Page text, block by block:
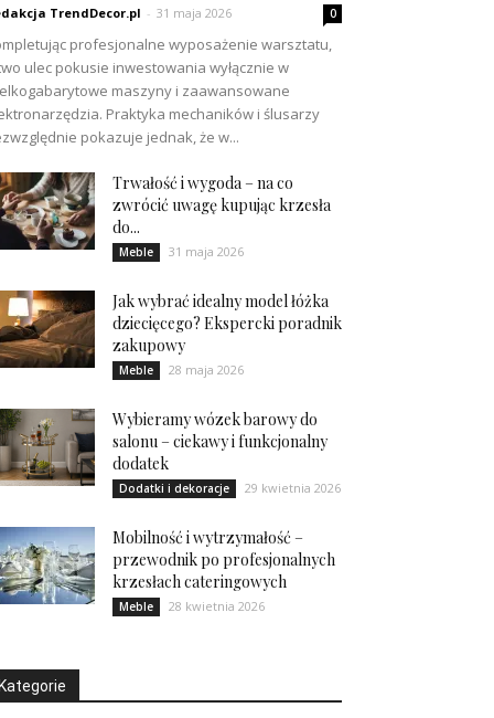
TrendDecor.pl - 31 maja 2026 0
profesjonalne wyposażenie warsztatu,
ulec pokusie inwestowania wyłącznie w
maszyny i zaawansowane
Praktyka mechaników i ślusarzy
pokazuje jednak, że w...
Trwałość i wygoda – na co
zwrócić uwagę kupując krzesła
do...
Meble 31 maja 2026
Jak wybrać idealny model łóżka
dziecięcego? Ekspercki poradnik
zakupowy
Meble 28 maja 2026
Wybieramy wózek barowy do
salonu – ciekawy i funkcjonalny
dodatek
Dodatki i dekoracje 29 kwietnia 2026
Mobilność i wytrzymałość –
przewodnik po profesjonalnych
krzesłach cateringowych
Meble 28 kwietnia 2026
Kategorie